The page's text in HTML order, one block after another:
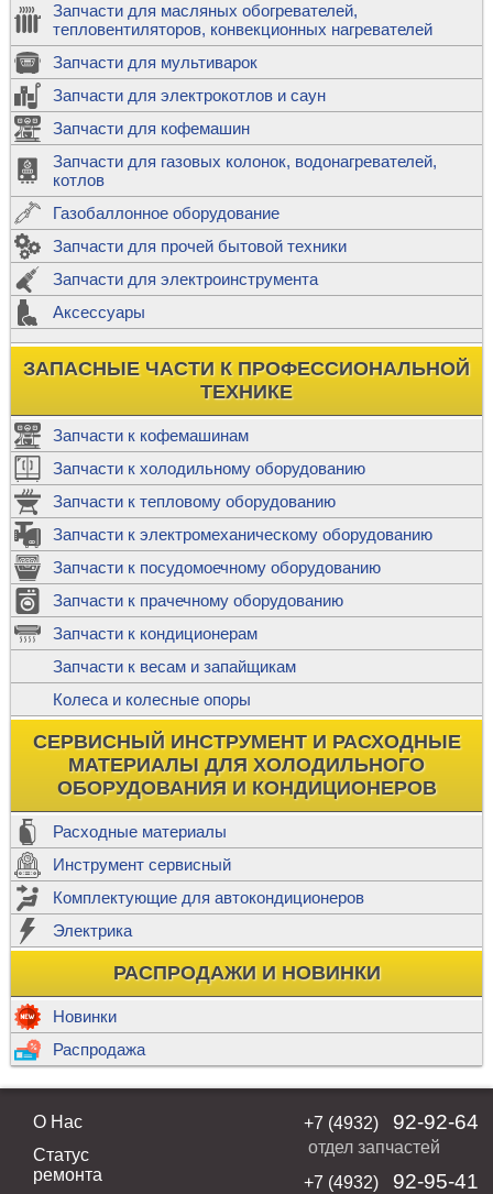
Запчасти для масляных обогревателей,
тепловентиляторов, конвекционных нагревателей
Запчасти для мультиварок
Запчасти для электрокотлов и саун
Запчасти для кофемашин
Запчасти для газовых колонок, водонагревателей,
котлов
Газобаллонное оборудование
Запчасти для прочей бытовой техники
Запчасти для электроинструмента
Аксессуары
ЗАПАСНЫЕ ЧАСТИ К ПРОФЕССИОНАЛЬНОЙ
ТЕХНИКЕ
Запчасти к кофемашинам
Запчасти к холодильному оборудованию
Запчасти к тепловому оборудованию
Запчасти к электромеханическому оборудованию
Запчасти к посудомоечному оборудованию
Запчасти к прачечному оборудованию
Запчасти к кондиционерам
Запчасти к весам и запайщикам
Колеса и колесные опоры
СЕРВИСНЫЙ ИНСТРУМЕНТ И РАСХОДНЫЕ
МАТЕРИАЛЫ ДЛЯ ХОЛОДИЛЬНОГО
ОБОРУДОВАНИЯ И КОНДИЦИОНЕРОВ
Расходные материалы
Инструмент сервисный
Комплектующие для автокондиционеров
Электрика
РАСПРОДАЖИ И НОВИНКИ
Новинки
Распродажа
О Нас
Статус
ремонта
+7 (4932) 92-92-64
отдел запчастей
+7 (4932)
92-95-41